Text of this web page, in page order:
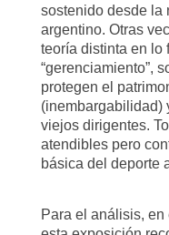
sostenido desde la
argentino. Otras
teoría distinta en lo
“gerenciamiento”,
protegen el
(inembargabilidad)
viejos dirigentes.
atendibles pero
básica del deporte
Para el análisis,